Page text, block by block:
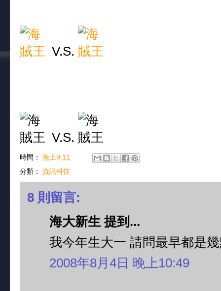
V.S.
V.S.
時間： 晚上9:11
分類： 資訊科技
8 則留言:
海大新生 提到...
我今年生大一 請問最早都是
2008年8月4日 晚上10:49